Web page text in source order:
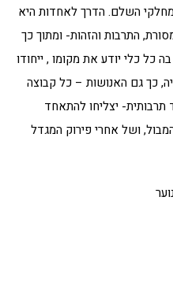
השלם. הדרך לאחדות היא
התרבות והזהות- ומתוך כך
כל כלי יודע את מקומו , ייחודו
כך גם האנושות – כל קבוצה
יצליחו להתאחד
ושל אחרי פירוק המגדל